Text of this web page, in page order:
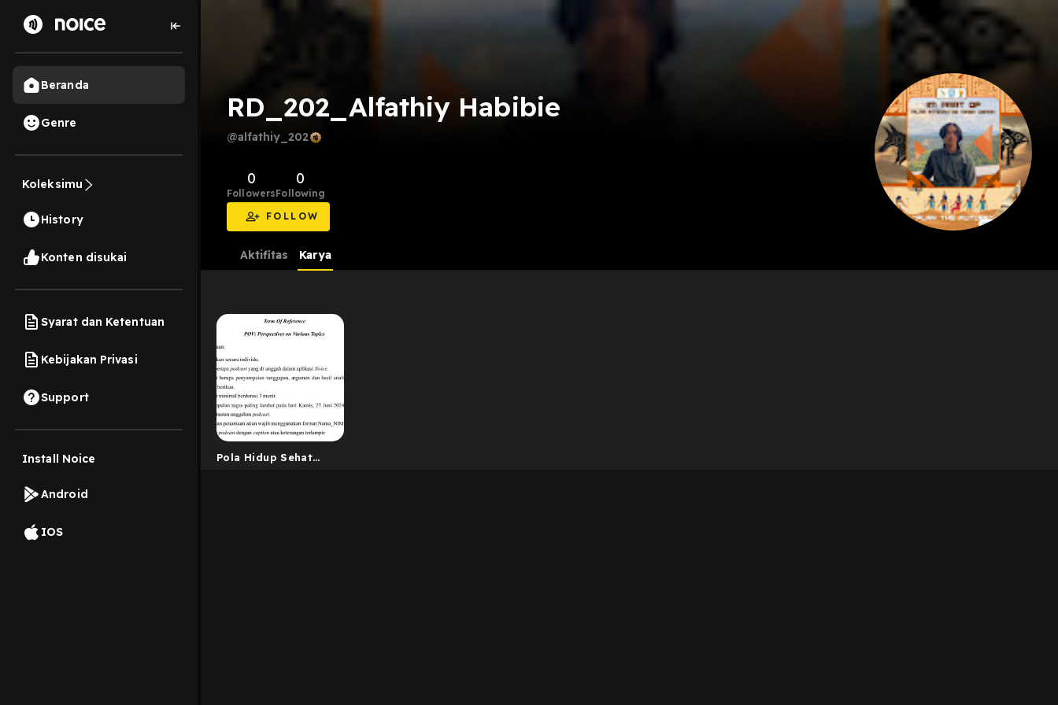
Beranda
Genre
Koleksimu
History
Konten disukai
Syarat dan Ketentuan
Kebijakan Privasi
Support
Install Noice
Android
IOS
RD_202_Alfathiy Habibie
@alfathiy_202
0
Followers
0
Following
FOLLOW
Aktifitas Karya
Pola Hidup Sehat